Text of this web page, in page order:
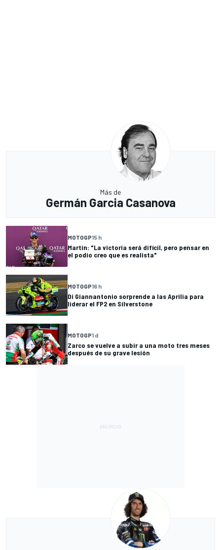
Más de
Germán Garcia Casanova
MOTOGP15 h
Martin: "La victoria será difícil, pero pensar en
el podio creo que es realista"
MOTOGP16 h
Di Giannantonio sorprende a las Aprilia para
liderar el FP2 en Silverstone
MOTOGP1 d
Zarco se vuelve a subir a una moto tres meses
después de su grave lesión